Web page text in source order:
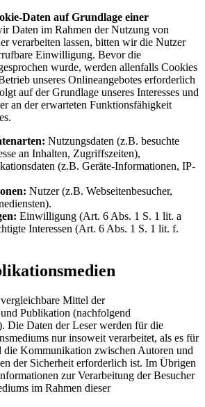
Daten auf Grundlage einer
Daten im Rahmen der Nutzung von
verarbeiten lassen, bitten wir die Nutzer
Einwilligung. Bevor die
wurde, werden allenfalls Cookies
unseres Onlineangebotes erforderlich
auf der Grundlage unseres Interesses und
an der erwarteten Funktionsfähigkeit
Nutzungsdaten (z.B. besuchte
an Inhalten, Zugriffszeiten),
(z.B. Geräte-Informationen, IP-
Nutzer (z.B. Webseitenbesucher,
Einwilligung (Art. 6 Abs. 1 S. 1 lit. a
Interessen (Art. 6 Abs. 1 S. 1 lit. f.
Mittel der
Publikation (nachfolgend
Die Daten der Leser werden für die
nur insoweit verarbeitet, als es für
die Kommunikation zwischen Autoren und
der Sicherheit erforderlich ist. Im Übrigen
zur Verarbeitung der Besucher
im Rahmen dieser